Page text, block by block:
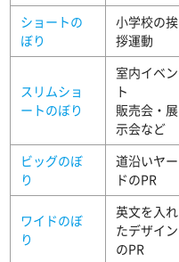
ショートの
ぼり
小学校の挨
拶運動
スリムショ
ートのぼり
室内イベン
ト
販売会・展
示会など
ビッグのぼ
り
道沿いヤー
ドのPR
ワイドのぼ
り
英文を入れ
たデザイン
のPR